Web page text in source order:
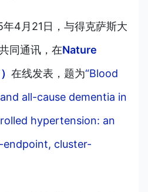
4月21日，与得克萨斯大
同通讯， 在Nature
在线发表，题为“Blood
all-cause dementia in
hypertension: an
cluster-